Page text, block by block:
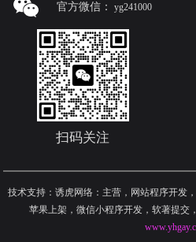
官方微信： yg241000
扫码关注
技术支持：诱虎网络：主营，网站程序开发
苹果上架，微信小程序开发，软著提交